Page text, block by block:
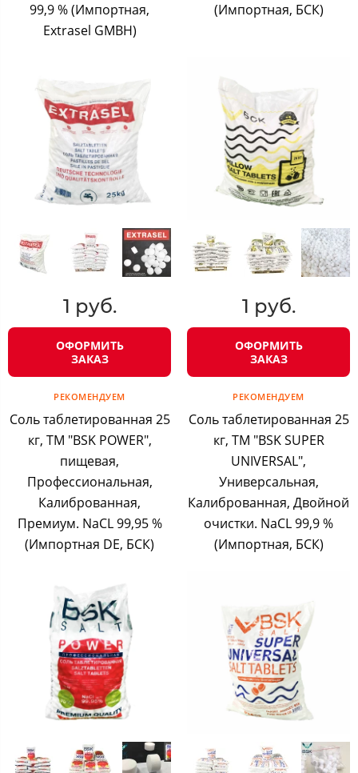
99,9 % (Импортная,
Extrasel GMBH)
1 руб.
ОФОРМИТЬ
ЗАКАЗ
(Импортная, БСК)
1 руб.
ОФОРМИТЬ
ЗАКАЗ
РЕКОМЕНДУЕМ
Соль таблетированная 25
кг, ТМ "BSK POWER",
пищевая,
Профессиональная,
Калиброванная,
Премиум. NaCL 99,95 %
(Импортная DE, БСК)
РЕКОМЕНДУЕМ
Соль таблетированная 25
кг, ТМ "BSK SUPER
UNIVERSAL",
Универсальная,
Калиброванная, Двойной
очистки. NaCL 99,9 %
(Импортная, БСК)